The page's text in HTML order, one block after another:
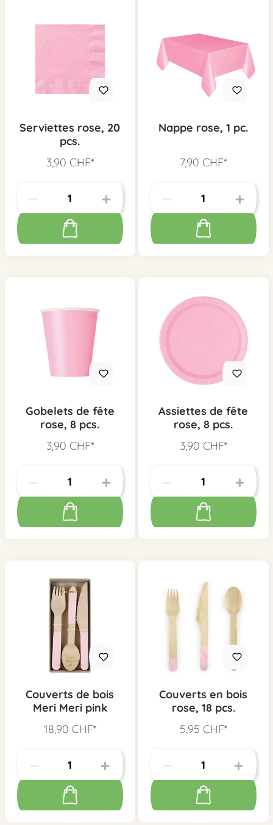
Serviettes rose, 20
pcs.
3,90 CHF*
Nappe rose, 1 pc.
7,90 CHF*
Gobelets de fête
rose, 8 pcs.
3,90 CHF*
Assiettes de fête
rose, 8 pcs.
3,90 CHF*
Couverts de bois
Meri Meri pink
18,90 CHF*
Couverts en bois
rose, 18 pcs.
5,95 CHF*